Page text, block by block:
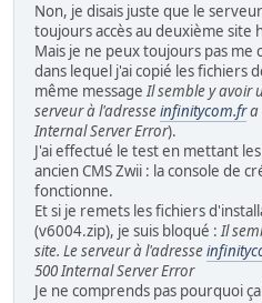
Non, je disais juste que le
toujours accès au deuxième site
Mais je ne peux toujours pas
dans lequel j'ai copié les fichiers
même messageIl semble y avoir
serveur à l'adresseinfinitycom.fra
Internal Server Error).
J'ai effectué le test en mettant
ancien CMS Zwii : la console de
fonctionne.
Et si je remets les fichiers
(v6004.zip), je suis bloqué :Il
site. Le serveur à l'adresse
500 Internal Server Error
Je ne comprends pas pourquoi